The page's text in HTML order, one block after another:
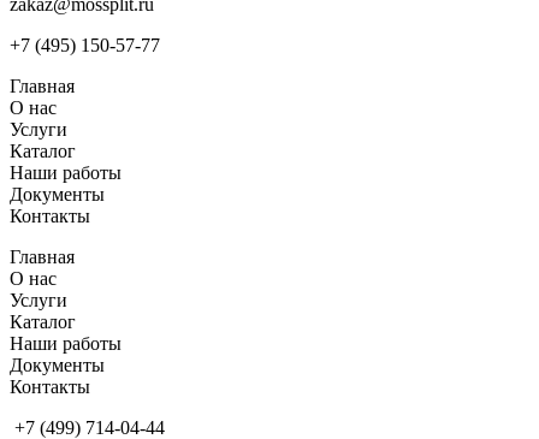
zakaz@mossplit.ru
+7 (495) 150-57-77
Главная
О нас
Услуги
Каталог
Наши работы
Документы
Контакты
Главная
О нас
Услуги
Каталог
Наши работы
Документы
Контакты
+7 (499) 714-04-44